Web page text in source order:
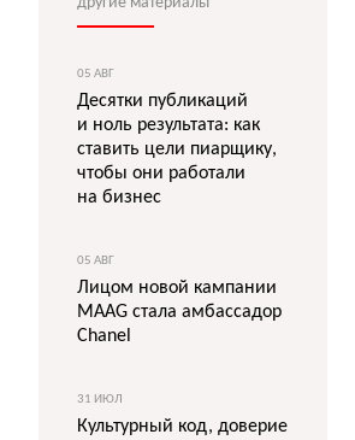
05 АВГ
Десятки публикаций
и ноль результата: как
ставить цели пиарщику,
чтобы они работали
на бизнес
05 АВГ
Лицом новой кампании
MAAG стала амбассадор
Chanel
31 ИЮЛ
Культурный код, доверие